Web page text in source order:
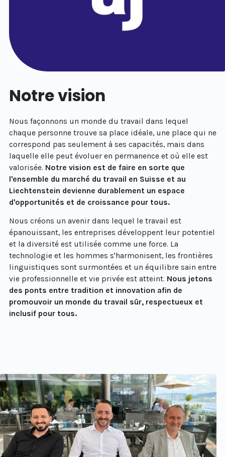
Notre vision
Nous façonnons un monde du travail dans lequel
chaque personne trouve sa place idéale, une place qui ne
correspond pas seulement à ses capacités, mais dans
laquelle elle peut évoluer en permanence et où elle est
valorisée. Notre vision est de faire en sorte que
l'ensemble du marché du travail en Suisse et au
Liechtenstein devienne durablement un espace
d'opportunités et de croissance pour tous.
Nous créons un avenir dans lequel le travail est
épanouissant, les entreprises développent leur potentiel
et la diversité est utilisée comme une force. La
technologie et les hommes s'harmonisent, les frontières
linguistiques sont surmontées et un équilibre sain entre
vie professionnelle et vie privée est atteint. Nous jetons
des ponts entre tradition et innovation afin de
promouvoir un monde du travail sûr, respectueux et
inclusif pour tous.